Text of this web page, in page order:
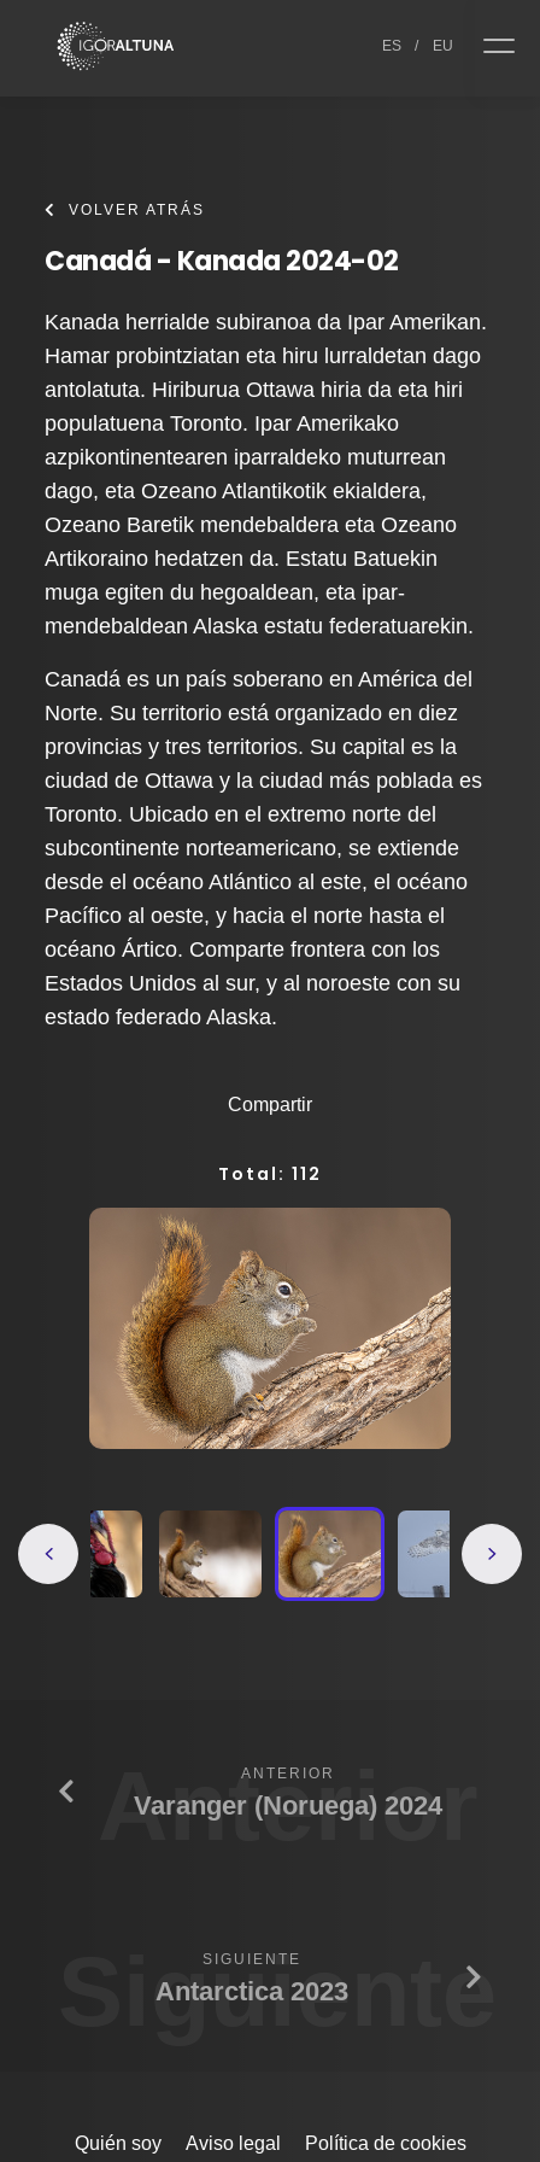
ES / EU
VOLVER ATRÁS
Canadá - Kanada 2024-02
Kanada herrialde subiranoa da Ipar Amerikan.
Hamar probintziatan eta hiru lurraldetan dago
antolatuta. Hiriburua Ottawa hiria da eta hiri
populatuena Toronto. Ipar Amerikako
azpikontinentearen iparraldeko muturrean
dago, eta Ozeano Atlantikotik ekialdera,
Ozeano Baretik mendebaldera eta Ozeano
Artikoraino hedatzen da. Estatu Batuekin
muga egiten du hegoaldean, eta ipar-
mendebaldean Alaska estatu federatuarekin.
Canadá es un país soberano en América del
Norte. Su territorio está organizado en diez
provincias y tres territorios. Su capital es la
ciudad de Ottawa y la ciudad más poblada es
Toronto. Ubicado en el extremo norte del
subcontinente norteamericano, se extiende
desde el océano Atlántico al este, el océano
Pacífico al oeste, y hacia el norte hasta el
océano Ártico. Comparte frontera con los
Estados Unidos al sur, y al noroeste con su
estado federado Alaska.
Compartir
Total: 112
Anterior
ANTERIOR
Varanger (Noruega) 2024
Siguiente
SIGUIENTE
Antarctica 2023
Quién soy Aviso legal Política de cookies